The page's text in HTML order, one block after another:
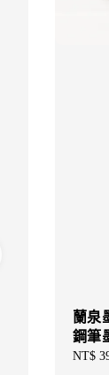
蘭泉
鋼筆
Sale
NT$